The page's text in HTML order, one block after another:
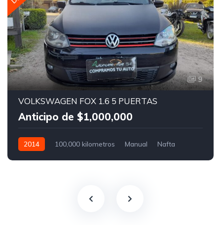
9
VOLKSWAGEN FOX 1.6 5 PUERTAS
Anticipo de $1,000,000
2014 100,000 kilometros Manual Nafta